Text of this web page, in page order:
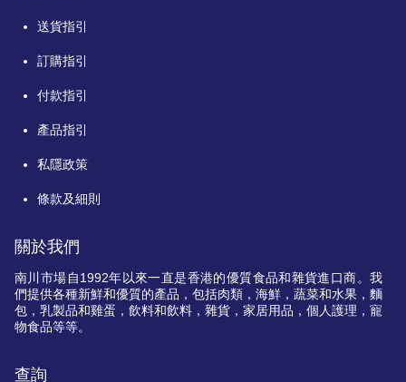
送貨指引
訂購指引
付款指引
產品指引
私隱政策
條款及細則
關於我們
南川市場自1992年以來一直是香港的優質食品和雜貨進口商。我
們提供各種新鮮和優質的產品，包括肉類，海鮮，蔬菜和水果，麵
包，乳製品和雞蛋，飲料和飲料，雜貨，家居用品，個人護理，寵
物食品等等。
查詢